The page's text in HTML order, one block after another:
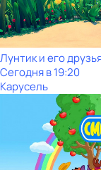
Лунтик и его
Сегодня в 19:20
Карусель